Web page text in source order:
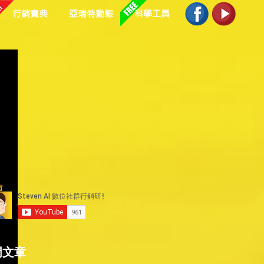
行銷寶典 亞瑞特動態 科學工具
章